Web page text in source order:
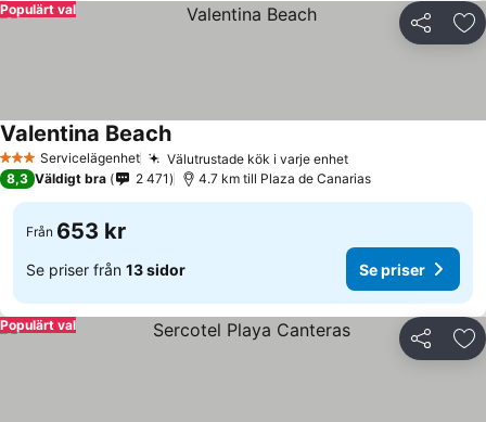
Dela
Populärt val
3 StjärnorServicelägenhet Välutrustade kök i varje enhet
Valentina Beach
8,3 Väldigt bra 2 471 4.7 km till Plaza de Canarias
Från 653 kr
Se priser från 13 sidor Se priser
Dela
Populärt val